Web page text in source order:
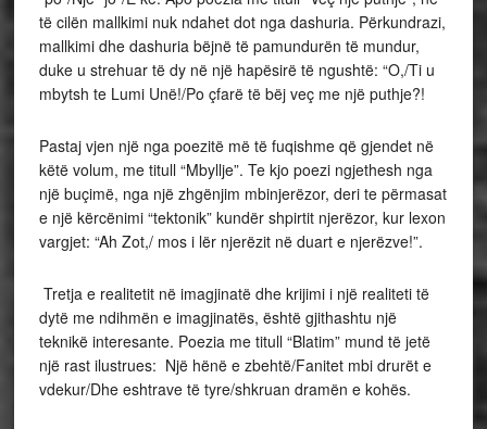
të cilën mallkimi nuk ndahet dot nga dashuria. Përkundrazi,
mallkimi dhe dashuria bëjnë të pamundurën të mundur,
duke u strehuar të dy në një hapësirë të ngushtë: “O,/Ti u
mbytsh te Lumi Unë!/Po çfarë të bëj veç me një puthje?!
Pastaj vjen një nga poezitë më të fuqishme që gjendet në
këtë volum, me titull “Mbyllje”. Te kjo poezi ngjethesh nga
një buçimë, nga një zhgënjim mbinjerëzor, deri te përmasat
e një kërcënimi “tektonik” kundër shpirtit njerëzor, kur lexon
vargjet: “Ah Zot,/ mos i lër njerëzit në duart e njerëzve!”.
Tretja e realitetit në imagjinatë dhe krijimi i një realiteti të
dytë me ndihmën e imagjinatës, është gjithashtu një
teknikë interesante. Poezia me titull “Blatim” mund të jetë
një rast ilustrues: Një hënë e zbehtë/Fanitet mbi drurët e
vdekur/Dhe eshtrave të tyre/shkruan dramën e kohës.